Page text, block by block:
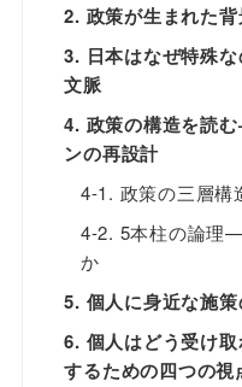
2. 政策が生まれた
3. 日本はなぜ特殊
文脈
4. 政策の構造を読
ンの再設計
4-1. 政策の三層構
4-2. 5本柱の論理
か
5. 個人に身近な施
6. 個人はどう受け
するための四つの視